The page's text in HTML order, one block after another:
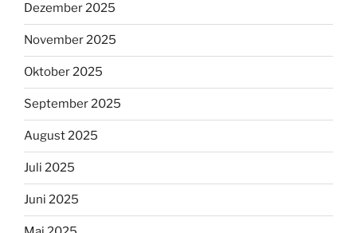
Dezember 2025
November 2025
Oktober 2025
September 2025
August 2025
Juli 2025
Juni 2025